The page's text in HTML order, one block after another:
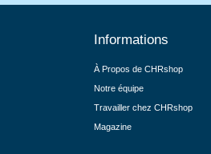
Informations
À Propos de CHRshop
Notre équipe
Travailler chez CHRshop
Magazine